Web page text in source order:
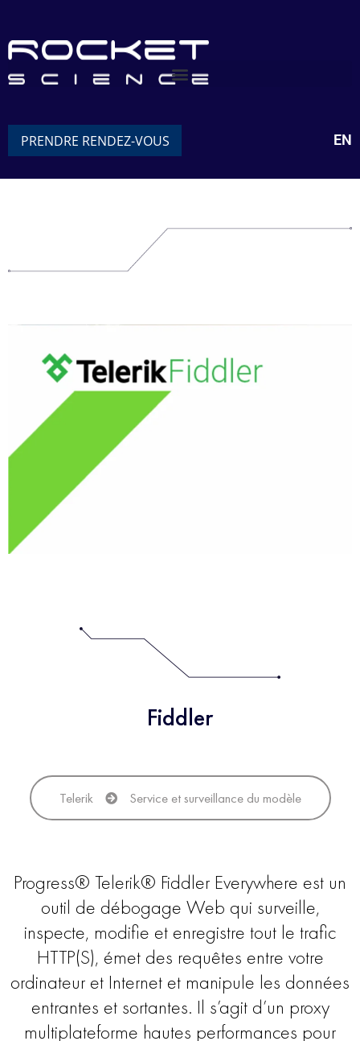
PRENDRE RENDEZ-VOUS EN
Fiddler
Telerik Service et surveillance du modèle
Progress® Telerik® Fiddler Everywhere est un
outil de débogage Web qui surveille,
inspecte, modifie et enregistre tout le trafic
HTTP(S), émet des requêtes entre votre
ordinateur et Internet et manipule les données
entrantes et sortantes. Il s’agit d’un proxy
multiplateforme hautes performances pour